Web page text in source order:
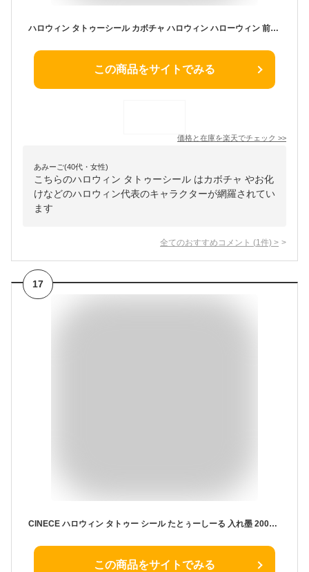
ハロウィン タトゥーシール カボチャ ハロウィン ハローウィン 前撮り 大人 子供 無害 数量限定 イベント ハロウィン タトゥーシール 子供 タトゥーシール ハロウィンタトゥーシール
この商品をサイトでみる
価格と在庫を楽天でチェック >>
あみーご(40代・女性)
こちらのハロウィン タトゥーシール はカボチャ やお化
けなどのハロウィン代表のキャラクターが網羅されてい
ます
全てのおすすめコメント (1 件) >
17
CINECE ハロウィン タトゥー シール たとぅーしーる 入れ墨 200pcs メンズ 水転写 ボディ 顔 かわいい 防水 デカール キッズ 刺青 猫 カボチャ 幽霊 (8枚 ハロウィン)
この商品をサイトでみる